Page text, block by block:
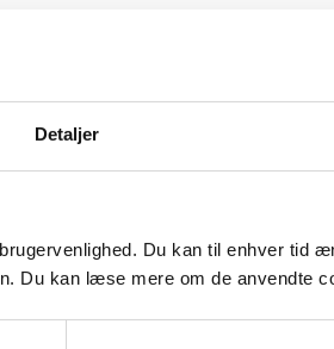
Detaljer
Du kan til enhver tid
Du kan læse mere om de anvendte